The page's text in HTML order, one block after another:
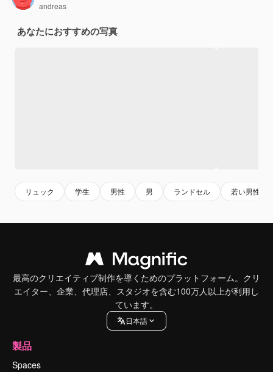
andreas
あなたにおすすめの写真
リュック 学生 男性 男 ランドセル 若い男性
最高のクリエイティブ制作を導くためのプラットフォーム。クリ
エイター、企業、代理店、スタジオを含む100万人以上が利用し
ています。
日本語
製品
Spaces